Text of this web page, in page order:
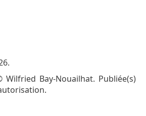
Bay-Nouailhat. Publiée(s)